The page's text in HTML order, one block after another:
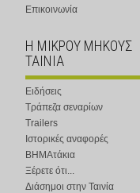
Επικοινωνία
Η ΜΙΚΡΟΥ ΜΗΚΟΥΣ
ΤΑΙΝΙΑ
Ειδήσεις
Τράπεζα σεναρίων
Trailers
Ιστορικές αναφορές
ΒΗΜΑτάκια
Ξέρετε ότι...
Διάσημοι στην Ταινία